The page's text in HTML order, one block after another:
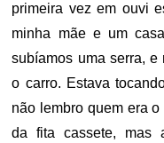
primeira vez em ouvi
minha mãe e um
subíamos uma serra,
o carro. Estava
não lembro quem era
da fita cassete, mas